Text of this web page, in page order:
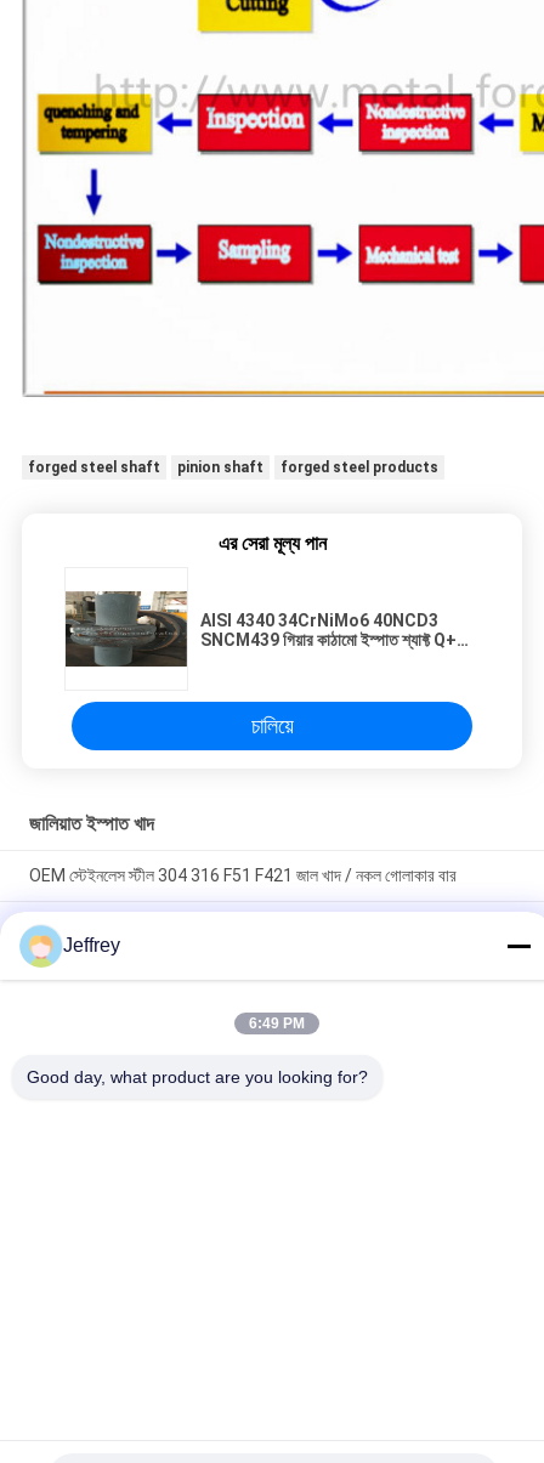
forged steel shaft pinion shaft forged steel products
এর সেরা মূল্য পান
AISI 4340 34CrNiMo6 40NCD3
SNCM439 গিয়ার কাঠামো ইস্পাত শ্যাফ্ট Q+T
চালিয়ে
জালিয়াত ইস্পাত খাদ
OEM স্টেইনলেস স্টীল 304 316 F51 F421 জাল খাদ / নকল গোলাকার বার
17CrNiMo6 31CrMOV9 অ্যালাইড স্টীল কাঠামো তাপ চিকিত্সা এবং মেশিন
গিয়ার বক্সের জন্য 18CrNiMo7-6 হট রোলড ফোরড শ্যাফ্ট বায়ু শক্তি খনির যন্ত্রপাতি
Jeffrey
6:49 PM
Good day, what product are you looking for?